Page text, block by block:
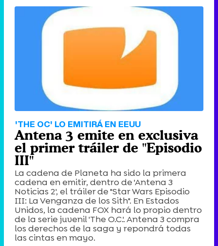
'THE OC' LO EMITIRÁ EN EEUU
Antena 3 emite en exclusiva
el primer tráiler de "Episodio
III"
La cadena de Planeta ha sido la primera
cadena en emitir, dentro de 'Antena 3
Noticias 2', el tráiler de "Star Wars Episodio
III: La Venganza de los Sith". En Estados
Unidos, la cadena FOX hará lo propio dentro
de la serie juvenil 'The O.C.'. Antena 3 compra
los derechos de la saga y repondrá todas
las cintas en mayo.